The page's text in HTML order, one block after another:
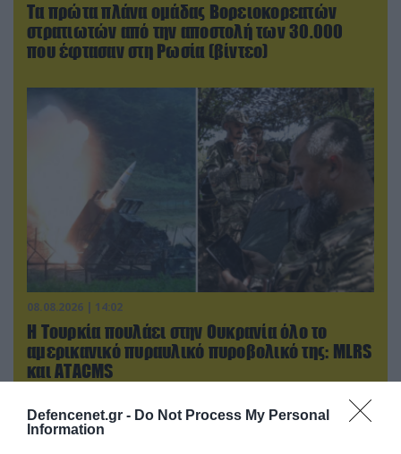
Defencenet.gr - Do Not Process My Personal
Information
Τα πρώτα πλάνα ομάδας Βορειοκορεατών
στρατιωτών από την αποστολή των 30.000
που έφτασαν στη Ρωσία (βίντεο)
08.08.2026 | 14:02
Η Τουρκία πουλάει στην Ουκρανία όλο το
αμερικανικό πυραυλικό πυροβολικό της: MLRS
και ΑΤΑCMS